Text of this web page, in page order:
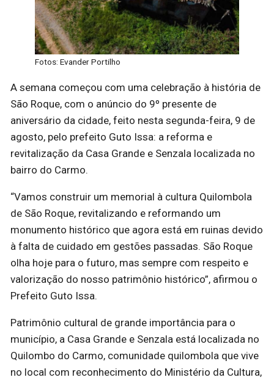
Fotos: Evander Portilho
A semana começou com uma celebração à história de
São Roque, com o anúncio do 9º presente de
aniversário da cidade, feito nesta segunda-feira, 9 de
agosto, pelo prefeito Guto Issa: a reforma e
revitalização da Casa Grande e Senzala localizada no
bairro do Carmo.
“Vamos construir um memorial à cultura Quilombola
de São Roque, revitalizando e reformando um
monumento histórico que agora está em ruinas devido
à falta de cuidado em gestões passadas. São Roque
olha hoje para o futuro, mas sempre com respeito e
valorização do nosso patrimônio histórico”, afirmou o
Prefeito Guto Issa.
Patrimônio cultural de grande importância para o
município, a Casa Grande e Senzala está localizada no
Quilombo do Carmo, comunidade quilombola que vive
no local com reconhecimento do Ministério da Cultura,